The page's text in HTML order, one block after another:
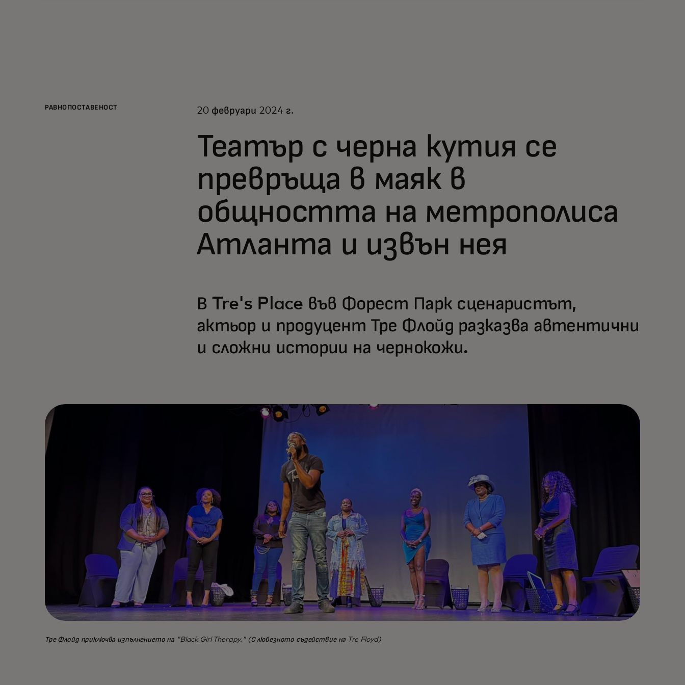
РАВНОПОСТАВЕНОСТ 20 февруари 2024 г.
Театър с черна кутия се
превръща в маяк в
общността на метрополиса
Атланта и извън нея
В Tre's Place във Форест Парк сценаристът,
актьор и продуцент Тре Флойд разказва автентични
и сложни истории на чернокожи.
Тре Флойд приключва изпълнението на "Black Girl Therapy." (С любезното съдействие на Tre Floyd)